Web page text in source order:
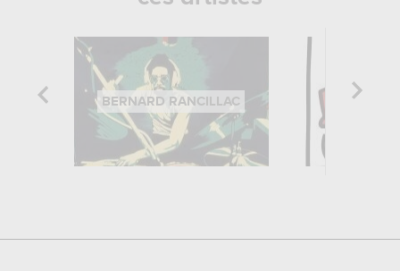
BERNARD RANCILLAC KEITH